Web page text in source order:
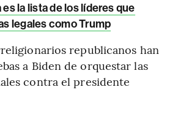
es la lista de los líderes que
legales como Trump
republicanos han
a Biden de orquestar las
contra el presidente